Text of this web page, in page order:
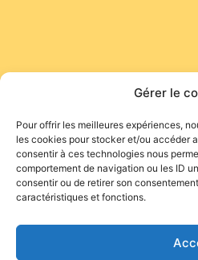
Gérer le
Pour offrir les meilleures expériences,
les cookies pour stocker et/ou accéder
consentir à ces technologies nous
comportement de navigation ou les ID
consentir ou de retirer son
caractéristiques et fonctions.